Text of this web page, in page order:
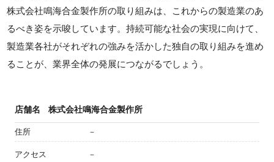
株式会社鳴海合金製作所の取り組みは、これからの製造業のあ
るべき姿を示唆しています。持続可能な社会の実現に向けて、
製造業各社がそれぞれの強みを活かした独自の取り組みを進め
ることが、業界全体の発展につながるでしょう。
店舗名 株式会社鳴海合金製作所
住所 －
アクセス －